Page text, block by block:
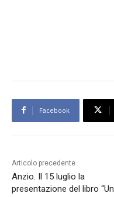
Facebook
Articolo precedente
Anzio. Il 15 luglio la
presentazione del libro “Un